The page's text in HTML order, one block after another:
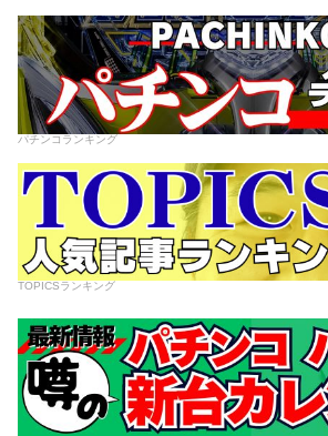
パチンコランキング
TOPICSランキング